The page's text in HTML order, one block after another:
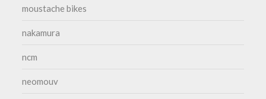
moustache bikes
nakamura
ncm
neomouv